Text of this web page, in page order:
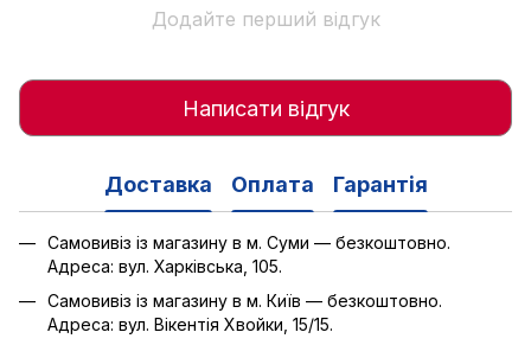
Додайте перший відгук
Написати відгук
Доставка Оплата Гарантія
Самовивіз із магазину в м. Суми — безкоштовно.
Адреса: вул. Харківська, 105.
Самовивіз із магазину в м. Київ — безкоштовно.
Адреса: вул. Вікентія Хвойки, 15/15.